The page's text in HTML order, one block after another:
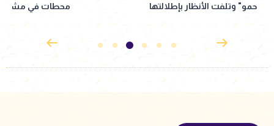
محطات في مشوار نبيلة عبيد
إذاعي جديد مأخوذ